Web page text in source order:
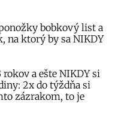
bobkový list a
na ktorý by sa NIKDY
a ešte NIKDY si
2x do týždňa si
zázrakom, to je